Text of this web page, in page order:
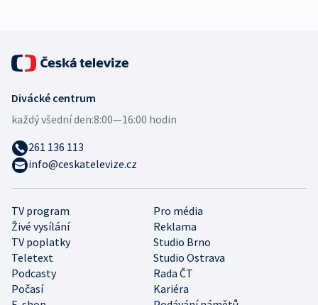
TV program
Pro média
Živé vysílání
Reklama
TV poplatky
Studio Brno
Teletext
Studio Ostrava
Podcasty
Rada ČT
Počasí
Kariéra
Divácké centrum
každý všední den:8:00—16:00 hodin
261 136 113
info@ceskatelevize.cz